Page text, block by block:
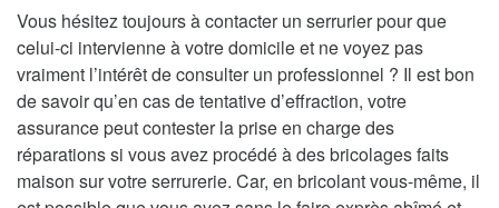
Vous hésitez toujours à contacter un serrurier pour que
celui-ci intervienne à votre domicile et ne voyez pas
vraiment l’intérêt de consulter un professionnel ? Il est bon
de savoir qu’en cas de tentative d’effraction, votre
assurance peut contester la prise en charge des
réparations si vous avez procédé à des bricolages faits
maison sur votre serrurerie. Car, en bricolant vous-même, il